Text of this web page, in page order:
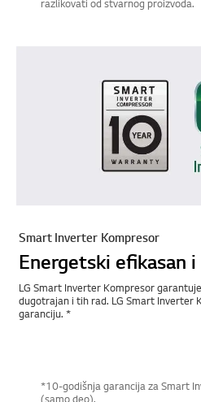
razlikovati od stvarnog proizvoda.
Smart Inverter Kompresor
Energetski efikasan
LG Smart Inverter Kompresor
dugotrajan i tih rad. LG Smart Inverter
garanciju. *
*10-godišnja garancija za Smart